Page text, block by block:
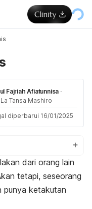
Fajriah Afiatunnisa ·
Tansa Mashiro
diperbarui 16/01/2025
dari orang lain
tetapi, seseorang
punya ketakutan